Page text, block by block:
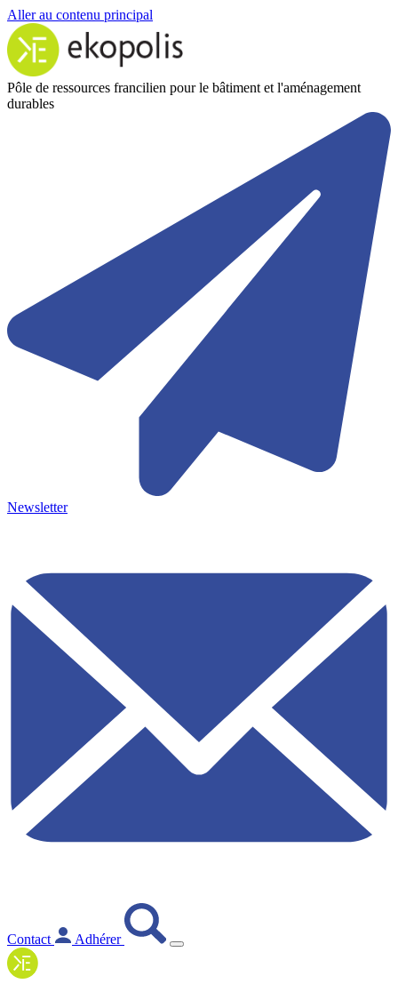
Aller au contenu principal
Pôle de ressources francilien pour le bâtiment et l'aménagement
durables
Newsletter
Contact Adhérer